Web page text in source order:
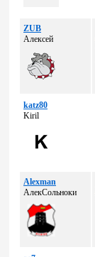
ZUB
Алексей
katz80
Kiril
Alexman
АлекСольноки